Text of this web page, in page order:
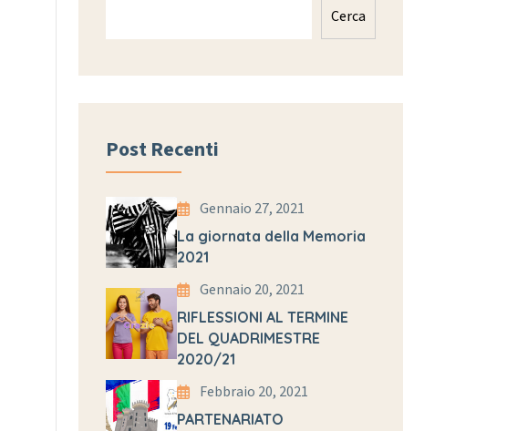
Cerca
Post Recenti
Gennaio 27, 2021
La giornata della Memoria
2021
Gennaio 20, 2021
RIFLESSIONI AL TERMINE
DEL QUADRIMESTRE
2020/21
Febbraio 20, 2021
PARTENARIATO